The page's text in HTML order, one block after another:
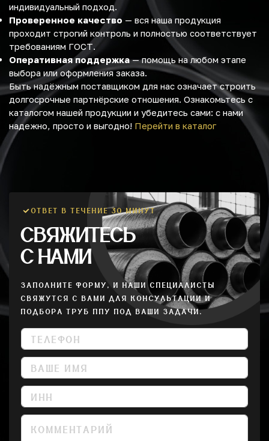
индивидуальный подход.
Проверенное качество — вся наша продукция
проходит строгий контроль и полностью соответствует
требованиям ГОСТ.
Оперативная поддержка— помощь на любом этапе
выбора или оформления заказа.
Быть надёжным поставщиком для нас означает строить
долгосрочные партнёрские отношения. Ознакомьтесь с
каталогом нашей продукции и убедитесь сами: с нами
надежно, просто и выгодно! Перейти в каталог
ОТВЕТ В ТЕЧЕНИЕ 30 МИНУТ
СВЯЖИТЕСЬ
С НАМИ
ЗАПОЛНИТЕ ФОРМУ, И НАШИ СПЕЦИАЛИСТЫ
СВЯЖУТСЯ С ВАМИ ДЛЯ КОНСУЛЬТАЦИИ И
ПОДБОРА ТРУБ ППУ ПОД ВАШИ ЗАДАЧИ.